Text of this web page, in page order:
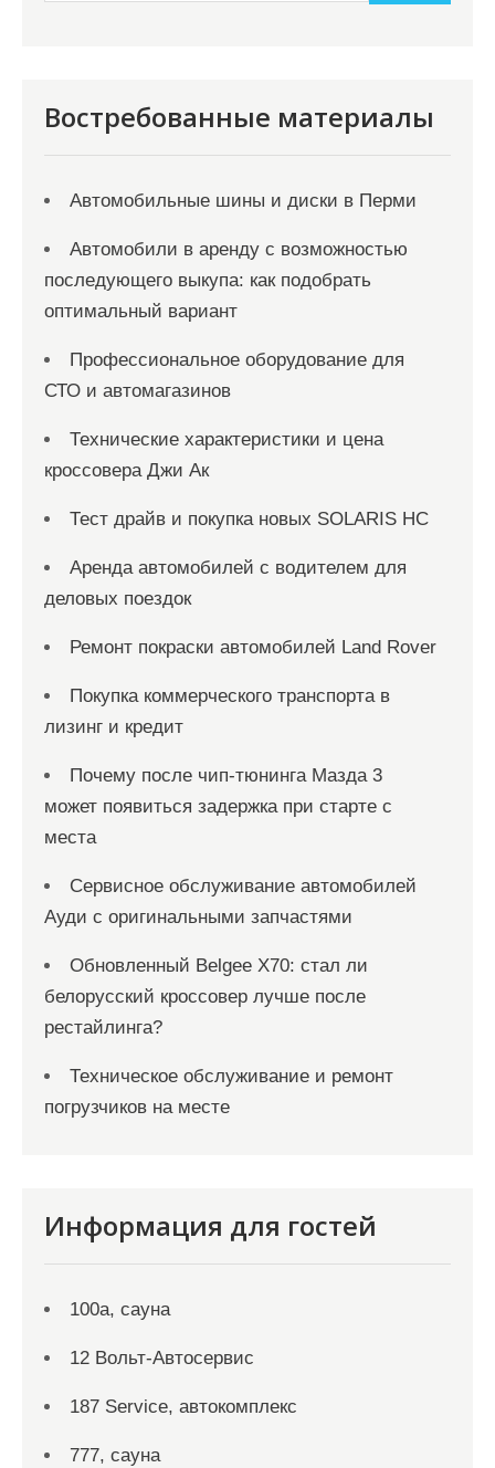
Востребованные материалы
Автомобильные шины и диски в Перми
Автомобили в аренду с возможностью
последующего выкупа: как подобрать
оптимальный вариант
Профессиональное оборудование для
СТО и автомагазинов
Технические характеристики и цена
кроссовера Джи Ак
Тест драйв и покупка новых SOLARIS HC
Аренда автомобилей с водителем для
деловых поездок
Ремонт покраски автомобилей Land Rover
Покупка коммерческого транспорта в
лизинг и кредит
Почему после чип-тюнинга Мазда 3
может появиться задержка при старте с
места
Сервисное обслуживание автомобилей
Ауди с оригинальными запчастями
Обновленный Belgee X70: стал ли
белорусский кроссовер лучше после
рестайлинга?
Техническое обслуживание и ремонт
погрузчиков на месте
Информация для гостей
100а, сауна
12 Вольт-Автосервис
187 Service, автокомплекс
777, сауна